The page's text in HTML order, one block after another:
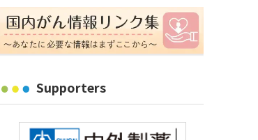
Supporters